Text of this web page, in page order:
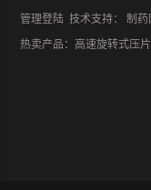
管理登陆 技术支持：制药
热卖产品：高速旋转式压